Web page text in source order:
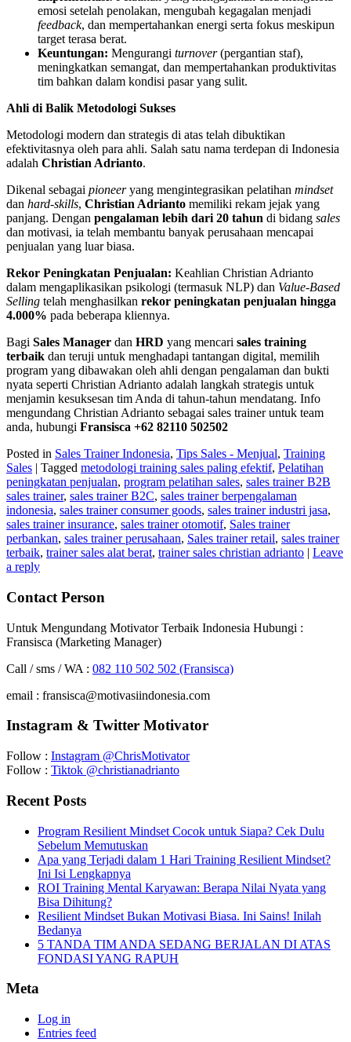
emosi setelah penolakan, mengubah kegagalan menjadi
feedback, dan mempertahankan energi serta fokus meskipun
target terasa berat.
Keuntungan: Mengurangi turnover(pergantian staf),
meningkatkan semangat, dan mempertahankan produktivitas
tim bahkan dalam kondisi pasar yang sulit.
Ahli di Balik Metodologi Sukses
Metodologi modern dan strategis di atas telah dibuktikan
efektivitasnya oleh para ahli. Salah satu nama terdepan di Indonesia
adalah Christian Adrianto.
Dikenal sebagai pioneeryang mengintegrasikan pelatihan mindset
dan hard-skills, Christian Adrianto memiliki rekam jejak yang
panjang. Dengan pengalaman lebih dari 20 tahun di bidang sales
dan motivasi, ia telah membantu banyak perusahaan mencapai
penjualan yang luar biasa.
Rekor Peningkatan Penjualan: Keahlian Christian Adrianto
dalam mengaplikasikan psikologi (termasuk NLP) dan Value-Based
Selling telah menghasilkan rekor peningkatan penjualan hingga
4.000% pada beberapa kliennya.
Bagi Sales Manager dan HRD yang mencari sales training
terbaik dan teruji untuk menghadapi tantangan digital, memilih
program yang dibawakan oleh ahli dengan pengalaman dan bukti
nyata seperti Christian Adrianto adalah langkah strategis untuk
menjamin kesuksesan tim Anda di tahun-tahun mendatang. Info
mengundang Christian Adrianto sebagai sales trainer untuk team
anda, hubungi Fransisca +62 82110 502502
Posted in Sales Trainer Indonesia, Tips Sales - Menjual, Training
Sales | Tagged metodologi training sales paling efektif, Pelatihan
peningkatan penjualan, program pelatihan sales, sales trainer B2B
sales trainer, sales trainer B2C, sales trainer berpengalaman
indonesia, sales trainer consumer goods, sales trainer industri jasa,
sales trainer insurance, sales trainer otomotif, Sales trainer
perbankan, sales trainer perusahaan, Sales trainer retail, sales trainer
terbaik, trainer sales alat berat, trainer sales christian adrianto | Leave
a reply
Contact Person
Untuk Mengundang Motivator Terbaik Indonesia Hubungi :
Fransisca (Marketing Manager)
Call / sms / WA : 082 110 502 502 (Fransisca)
email : fransisca@motivasiindonesia.com
Instagram & Twitter Motivator
Follow : Instagram @ChrisMotivator
Follow : Tiktok @christianadrianto
Recent Posts
Program Resilient Mindset Cocok untuk Siapa? Cek Dulu
Sebelum Memutuskan
Apa yang Terjadi dalam 1 Hari Training Resilient Mindset?
Ini Isi Lengkapnya
ROI Training Mental Karyawan: Berapa Nilai Nyata yang
Bisa Dihitung?
Resilient Mindset Bukan Motivasi Biasa. Ini Sains! Inilah
Bedanya
5 TANDA TIM ANDA SEDANG BERJALAN DI ATAS
FONDASI YANG RAPUH
Meta
Log in
Entries feed